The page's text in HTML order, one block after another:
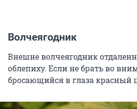
Волчеягодник
Внешне волчеягодник
облепиху. Если не брать во
бросающийся в глаза красный